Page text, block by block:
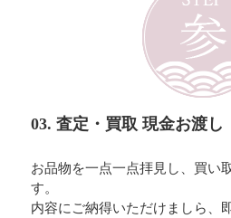
03. 査定・買取 現金お渡し
お品物を一点一点拝見し、買い
す。
内容にご納得いただけましら、